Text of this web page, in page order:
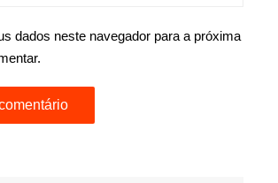
dados neste navegador para a próxima